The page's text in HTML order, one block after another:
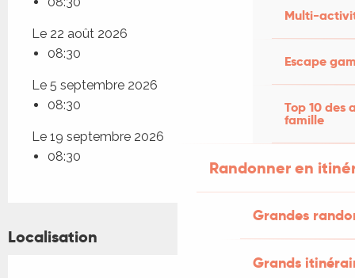
Multi-
Escape
Top 10 des
famille
Randonner en
Grandes
Grands
Le 22 août 2026
08:30
Le 5 septembre 2026
08:30
Le 19 septembre 2026
08:30
Localisation